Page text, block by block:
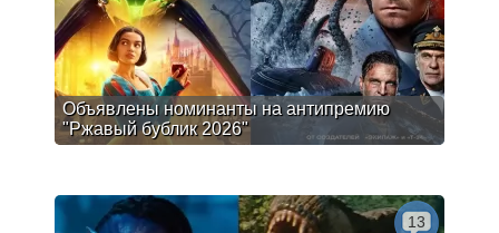
Объявлены номинанты на антипремию
"Ржавый бублик 2026"
13